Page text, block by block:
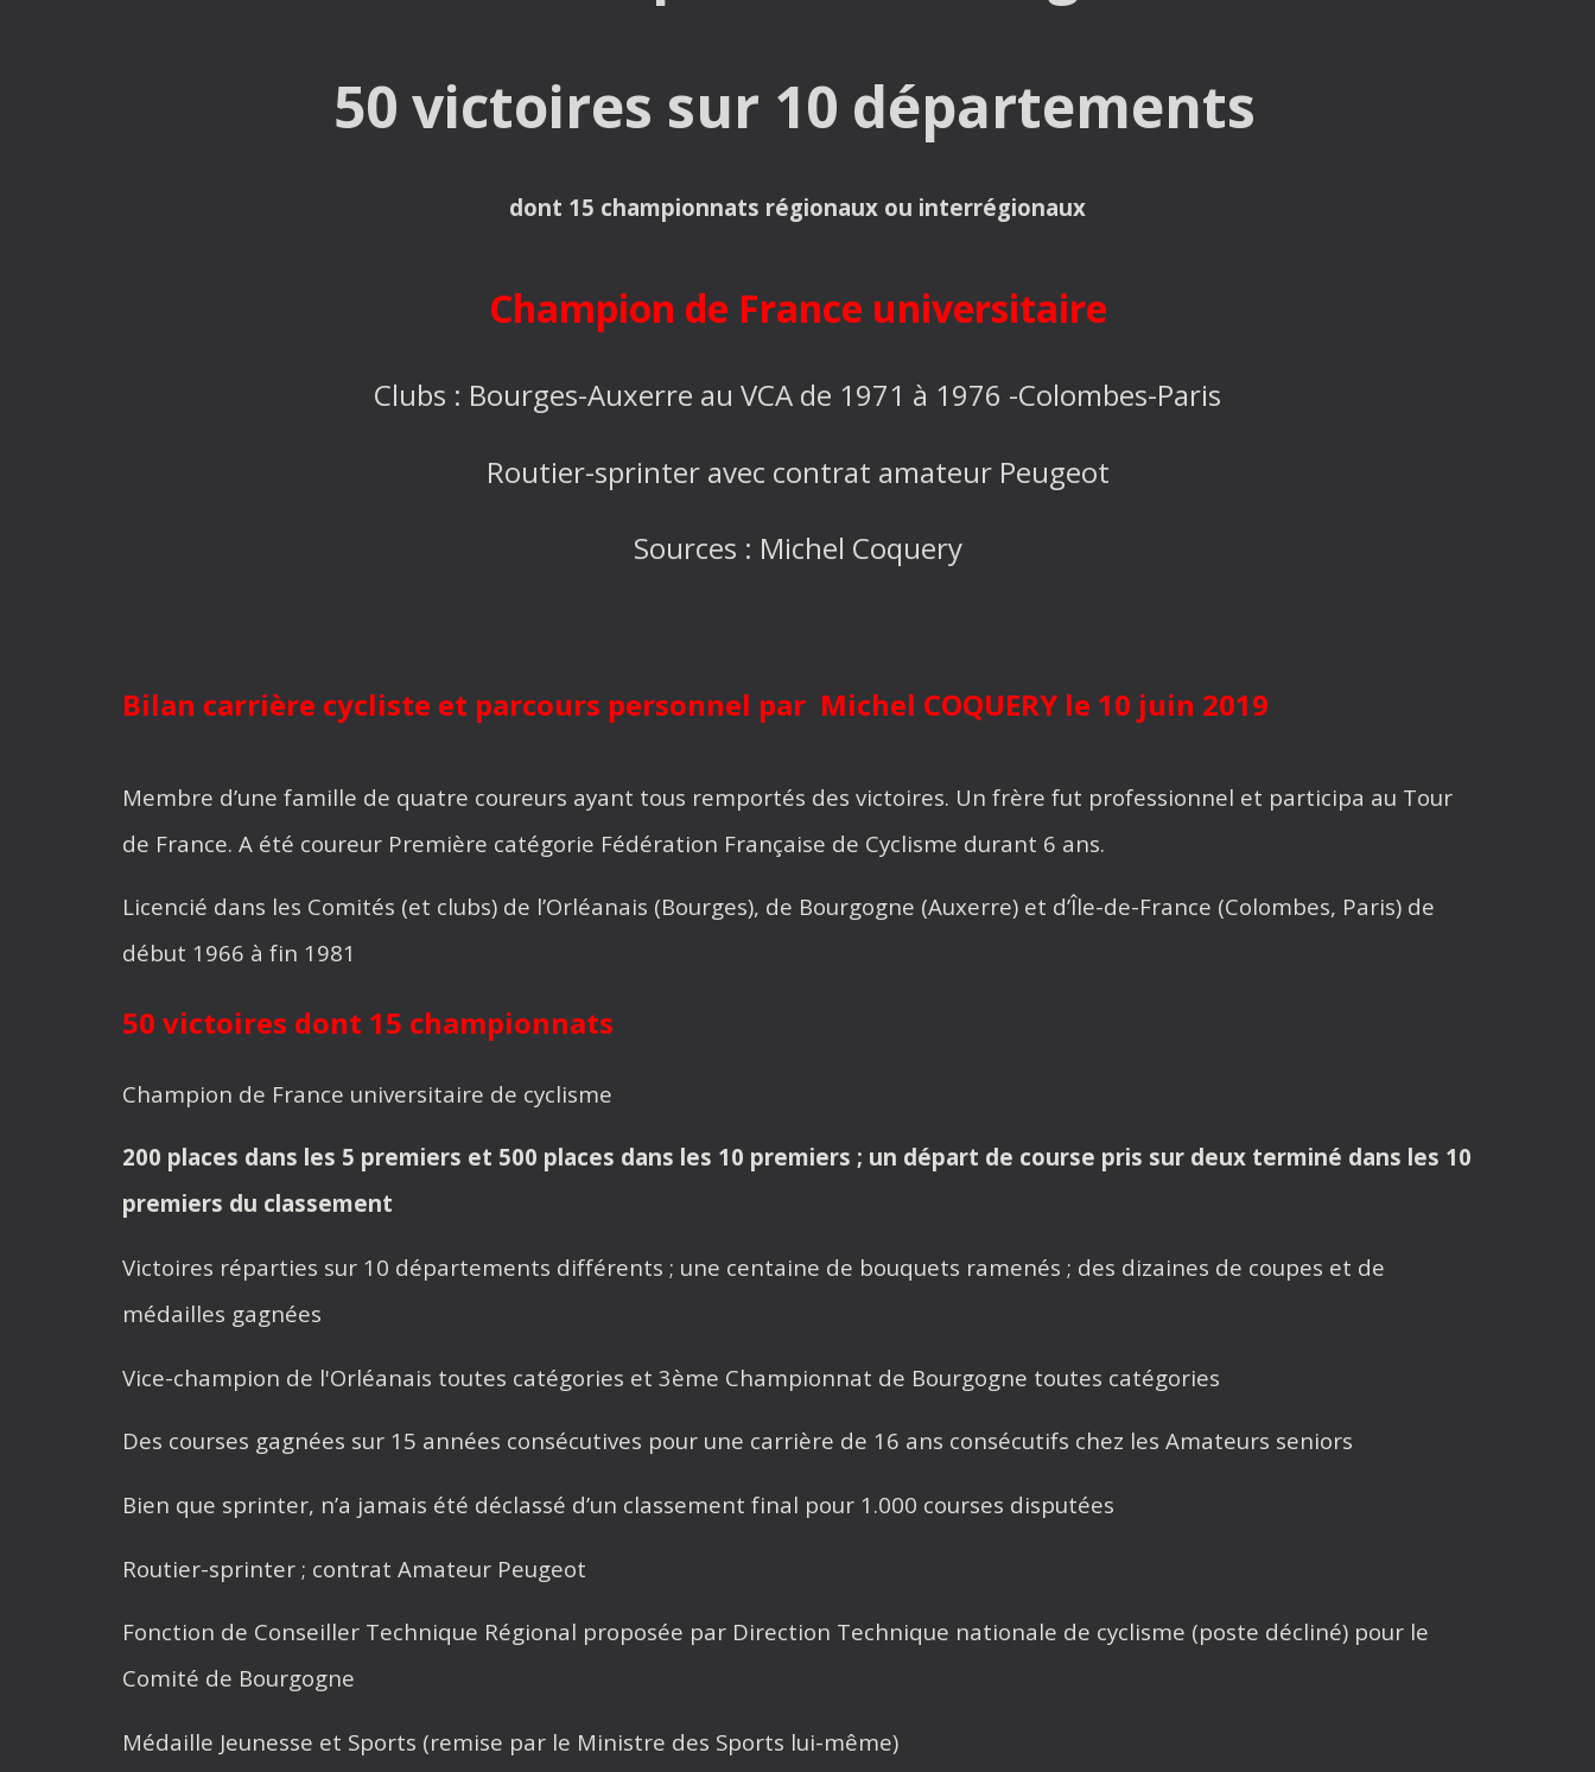
50 victoires sur 10 départements
dont 15 championnats régionaux ou interrégionaux
Champion de France universitaire
Clubs : Bourges-Auxerre au VCA de 1971 à 1976 -Colombes-Paris
Routier-sprinter avec contrat amateur Peugeot
Sources : Michel Coquery
Bilan carrière cycliste et parcours personnel par Michel COQUERY le 10 juin 2019
Membre d’une famille de quatre coureurs ayant tous remportés des victoires. Un frère fut professionnel et participa au Tour
de France. A été coureur Première catégorie Fédération Française de Cyclisme durant 6 ans.
Licencié dans les Comités (et clubs) de l’Orléanais (Bourges), de Bourgogne (Auxerre) et d’Île-de-France (Colombes, Paris) de
début 1966 à fin 1981
50 victoires dont 15 championnats
Champion de France universitaire de cyclisme
200 places dans les 5 premiers et 500 places dans les 10 premiers ; un départ de course pris sur deux terminé dans les 10
premiers du classement
Victoires réparties sur 10 départements différents ; une centaine de bouquets ramenés ; des dizaines de coupes et de
médailles gagnées
Vice-champion de l'Orléanais toutes catégories et 3ème Championnat de Bourgogne toutes catégories
Des courses gagnées sur 15 années consécutives pour une carrière de 16 ans consécutifs chez les Amateurs seniors
Bien que sprinter, n’a jamais été déclassé d’un classement final pour 1.000 courses disputées
Routier-sprinter ; contrat Amateur Peugeot
Fonction de Conseiller Technique Régional proposée par Direction Technique nationale de cyclisme (poste décliné) pour le
Comité de Bourgogne
Médaille Jeunesse et Sports (remise par le Ministre des Sports lui-même)